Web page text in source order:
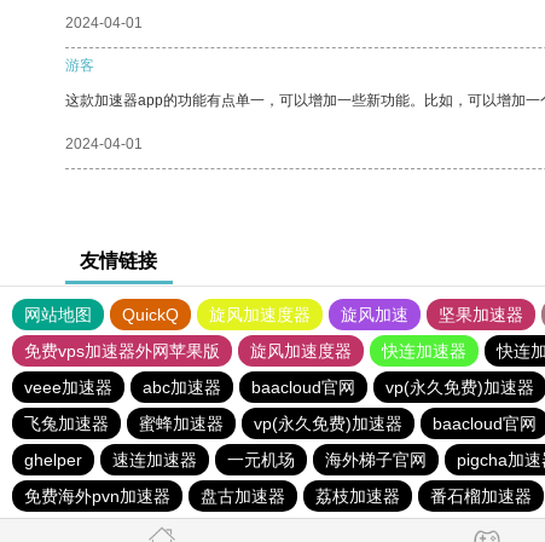
2024-04-01
游客
这款加速器app的功能有点单一，可以增加一些新功能。比如，可以增加
2024-04-01
友情链接
网站地图 QuickQ 旋风加速度器 旋风加速 坚果加速器
免费vps加速器外网苹果版
旋风加速度器 快连加速器 快连
veee加速器
abc加速器 baacloud官网 vp(永久免费)加速器
飞兔加速器
蜜蜂加速器 vp(永久免费)加速器 baacloud官网
ghelper
速连加速器 一元机场 海外梯子官网 pigcha加速
免费海外pvn加速器
盘古加速器 荔枝加速器 番石榴加速器